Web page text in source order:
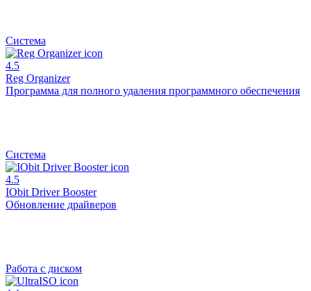
Система
4.5
Reg Organizer
Программа для полного удаления программного обеспечения
Система
4.5
IObit Driver Booster
Обновление драйверов
Работа с диском